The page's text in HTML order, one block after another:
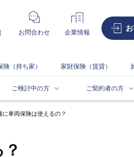
お問合わせ 企業情報
険（持ち家） 家財保険（賃貸）
ご検討中の方 ご契約者の方
に車両保険は使えるの？